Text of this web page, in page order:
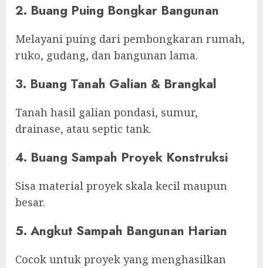
2. Buang Puing Bongkar Bangunan
Melayani puing dari pembongkaran rumah,
ruko, gudang, dan bangunan lama.
3. Buang Tanah Galian & Brangkal
Tanah hasil galian pondasi, sumur,
drainase, atau septic tank.
4. Buang Sampah Proyek Konstruksi
Sisa material proyek skala kecil maupun
besar.
5. Angkut Sampah Bangunan Harian
Cocok untuk proyek yang menghasilkan